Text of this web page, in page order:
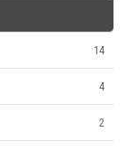
14
4
2